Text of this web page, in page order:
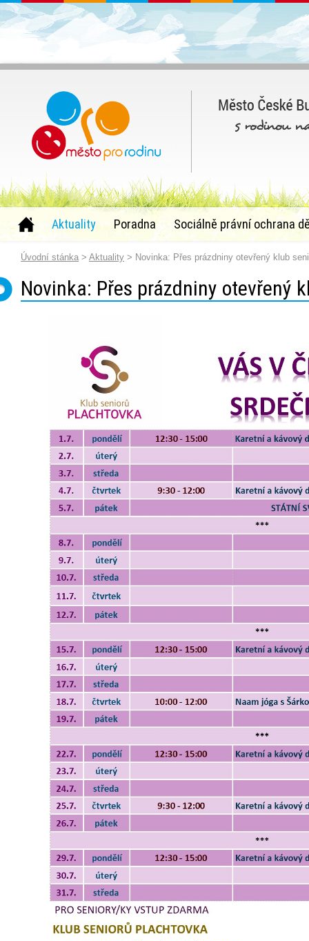
Aktuality Poradna Sociálně právní ochrana
Úvodní stánka > Aktuality > Novinka: Přes prázdniny otevřený klub
Novinka: Přes prázdniny otevřený